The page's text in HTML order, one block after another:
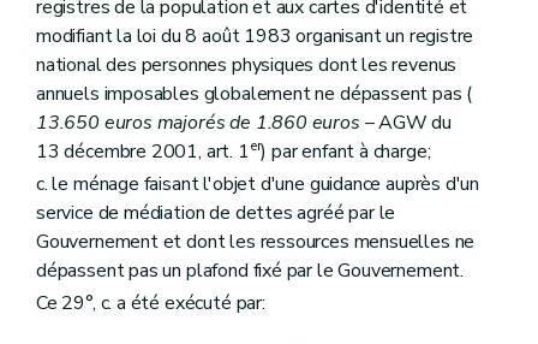
Sous-section 3 Du plan de gestion
Art. 170
Art. 171
Section 3bis
De la chambre de recours
Art. 171
bis
Section 4 Du Fonds régional de solidarité
Art. 172
Art. 173
Section 5
Des sanctions
Art. 174
Section 6 Du comite d'accompagnement et de suivi des commissaires spéciaux
Art. 174bis
Chapitre III
(
De la Société wallonne du crédit social et des Guichets du crédit social
Section première
registres de la population et aux cartes d'identité et
modifiant la loi du 8 août 1983 organisant un registre
national des personnes physiques dont les revenus
annuels imposables globalement ne dépassent pas (
13.650 euros majorés de 1.860 euros – AGW du
13 décembre 2001, art. 1er) par enfant à charge;
c. le ménage faisant l'objet d'une guidance auprès d'un
service de médiation de dettes agréé par le
Gouvernement et dont les ressources mensuelles ne
dépassent pas un plafond fixé par le Gouvernement.
Ce 29°, c. a été exécuté par: